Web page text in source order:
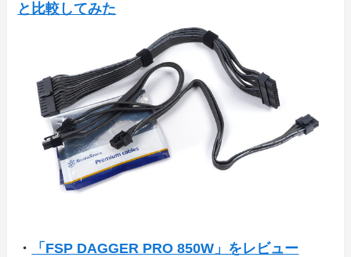
と比較してみた
・ 「FSP DAGGER PRO 850W」をレビュー